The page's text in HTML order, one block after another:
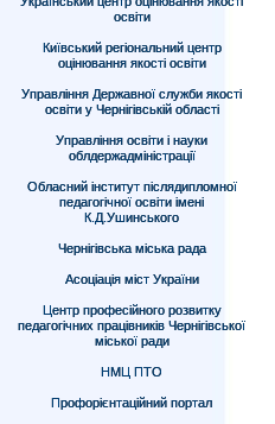
освіти
Київський регіональний центр
оцінювання якості освіти
Управління Державної служби якості
освіти у Чернігівській області
Управління освіти і науки
облдержадміністрації
Обласний інститут післядипломної
педагогічної освіти імені
К.Д.Ушинського
Чернігівська міська рада
Асоціація міст України
Центр професійного розвитку
педагогічних працівників Чернігівської
міської ради
НМЦ ПТО
Профорієнтаційний портал